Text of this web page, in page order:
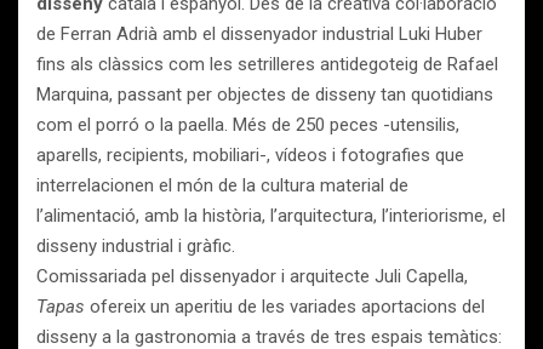
de Ferran Adrià amb el dissenyador industrial Luki Huber
fins als clàssics com les setrilleres antidegoteig de Rafael
Marquina, passant per objectes de disseny tan quotidians
com el porró o la paella. Més de 250 peces -utensilis,
aparells, recipients, mobiliari-, vídeos i fotografies que
interrelacionen el món de la cultura material de
l’alimentació, amb la història, l’arquitectura, l’interiorisme, el
disseny industrial i gràfic.
Comissariada pel dissenyador i arquitecte Juli Capella,
Tapas ofereix un aperitiu de les variades aportacions del
disseny a la gastronomia a través de tres espais temàtics: